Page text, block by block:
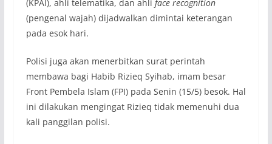
(KPAI), ahli telematika, dan ahli face recognition
(pengenal wajah) dijadwalkan dimintai keterangan
pada esok hari.
Polisi juga akan menerbitkan surat perintah
membawa bagi Habib Rizieq Syihab, imam besar
Front Pembela Islam (FPI) pada Senin (15/5) besok. Hal
ini dilakukan mengingat Rizieq tidak memenuhi dua
kali panggilan polisi.